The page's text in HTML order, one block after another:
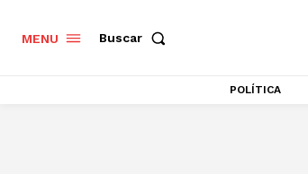
MENU Buscar
POLÍTICA